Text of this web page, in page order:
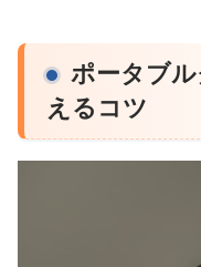
ポータブ
えるコツ